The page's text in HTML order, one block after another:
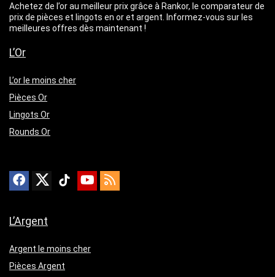
Achetez de l’or au meilleur prix grâce à Rankor, le comparateur de
prix de pièces et lingots en or et argent. Informez-vous sur les
meilleures offres dès maintenant !
L’Or
L’or le moins cher
Pièces Or
Lingots Or
Rounds Or
L’Argent
Argent le moins cher
Pièces Argent